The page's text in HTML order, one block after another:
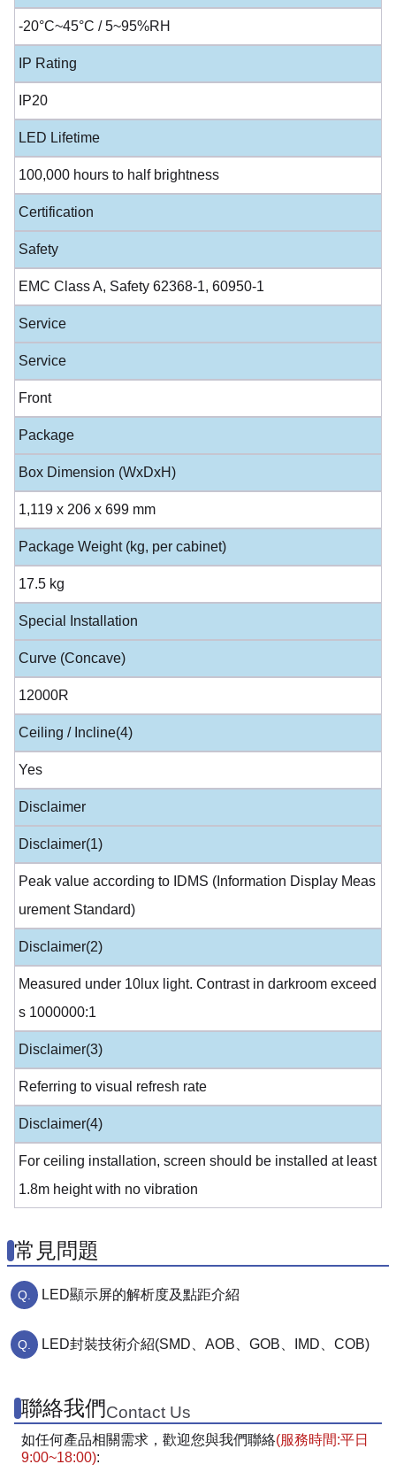
-20°C~45°C / 5~95%RH
IP Rating
IP20
LED Lifetime
100,000 hours to half brightness
Certification
Safety
EMC Class A, Safety 62368-1, 60950-1
Service
Service
Front
Package
Box Dimension (WxDxH)
1,119 x 206 x 699 mm
Package Weight (kg, per cabinet)
17.5 kg
Special Installation
Curve (Concave)
12000R
Ceiling / Incline(4)
Yes
Disclaimer
Disclaimer(1)
Peak value according to IDMS (Information Display Meas
urement Standard)
Disclaimer(2)
Measured under 10lux light. Contrast in darkroom exceed
s 1000000:1
Disclaimer(3)
Referring to visual refresh rate
Disclaimer(4)
For ceiling installation, screen should be installed at least
1.8m height with no vibration
常見問題
LED顯示屏的解析度及點距介紹
LED封裝技術介紹(SMD、AOB、GOB、IMD、COB)
聯絡我們Contact Us
如任何產品相關需求，歡迎您與我們聯絡(服務時間:平日
9:00~18:00):